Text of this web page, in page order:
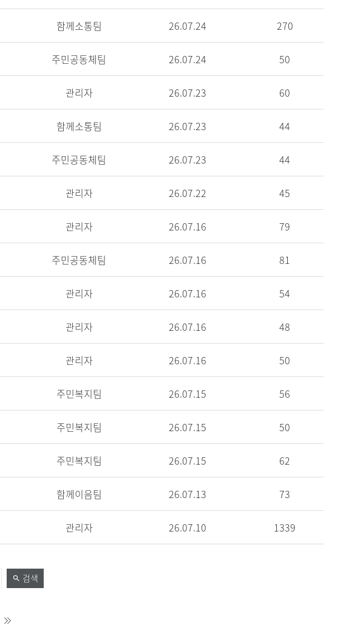
함께소통팀 26.07.24 270
주민공동체팀 26.07.24 50
관리자 26.07.23 60
함께소통팀 26.07.23 44
주민공동체팀 26.07.23 44
관리자 26.07.22 45
관리자 26.07.16 79
주민공동체팀 26.07.16 81
관리자 26.07.16 54
관리자 26.07.16 48
관리자 26.07.16 50
주민복지팀 26.07.15 56
주민복지팀 26.07.15 50
주민복지팀 26.07.15 62
함께이음팀 26.07.13 73
관리자 26.07.10 1339
검색